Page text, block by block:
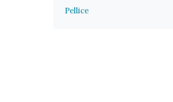
Pellice